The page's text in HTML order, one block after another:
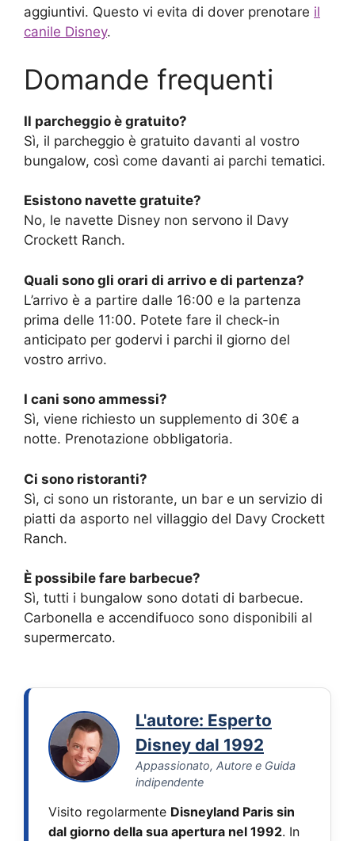
aggiuntivi. Questo vi evita di dover prenotare il
canile Disney.
Domande frequenti
Il parcheggio è gratuito?
Sì, il parcheggio è gratuito davanti al vostro
bungalow, così come davanti ai parchi tematici.
Esistono navette gratuite?
No, le navette Disney non servono il Davy
Crockett Ranch.
Quali sono gli orari di arrivo e di partenza?
L’arrivo è a partire dalle 16:00 e la partenza
prima delle 11:00. Potete fare il check-in
anticipato per godervi i parchi il giorno del
vostro arrivo.
I cani sono ammessi?
Sì, viene richiesto un supplemento di 30€ a
notte. Prenotazione obbligatoria.
Ci sono ristoranti?
Sì, ci sono un ristorante, un bar e un servizio di
piatti da asporto nel villaggio del Davy Crockett
Ranch.
È possibile fare barbecue?
Sì, tutti i bungalow sono dotati di barbecue.
Carbonella e accendifuoco sono disponibili al
supermercato.
L'autore: Esperto
Disney dal 1992
Appassionato, Autore e Guida
indipendente
Visito regolarmente Disneyland Paris sin
dal giorno della sua apertura nel 1992. In